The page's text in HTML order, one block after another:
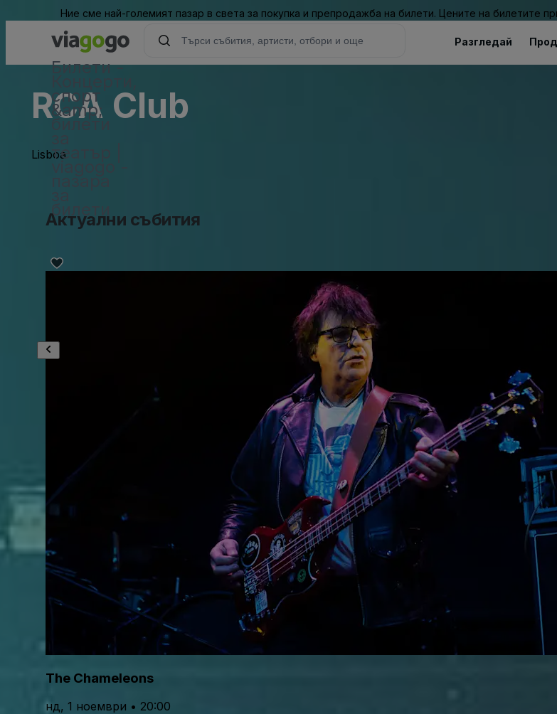
Ние сме най-големият пазар в света за покупка и препродажба на билети. Цените на билетите
Билети -
спорт
&amp;
билети
театър |
билети
Разгледай
RCA Club
Lisboa
Актуални събития
The Chameleons
нд, 1 ноември • 20:00